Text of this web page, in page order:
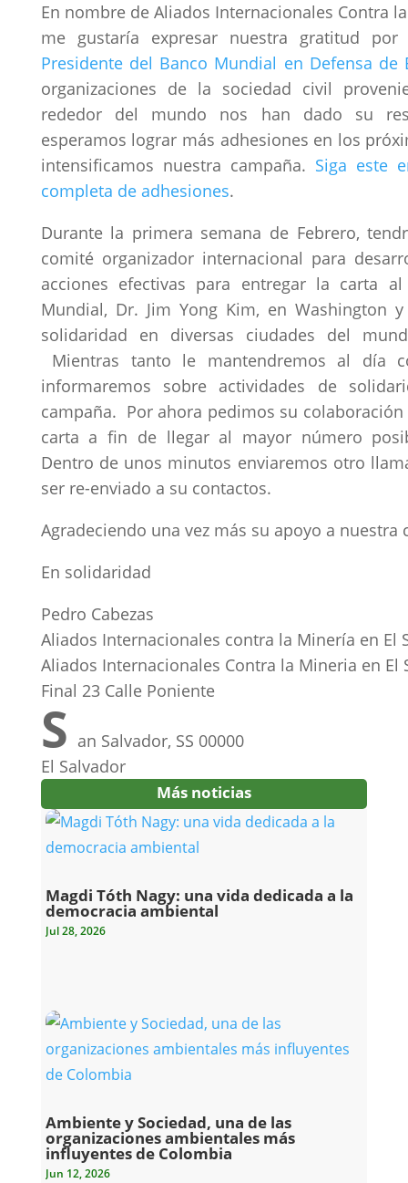
En nombre de Aliados Internacionales Contra
me gustaría expresar nuestra gratitud
Presidente del Banco Mundial en Defensa de
organizaciones de la sociedad civil
rededor del mundo nos han dado su
esperamos lograr más adhesiones en los
intensificamos nuestra campaña. Siga este
completa de adhesiones.
Durante la primera semana de Febrero,
comité organizador internacional para
acciones efectivas para entregar la carta
Mundial, Dr. Jim Yong Kim, en Washington
solidaridad en diversas ciudades del
Mientras tanto le mantendremos al día
informaremos sobre actividades de
campaña. Por ahora pedimos su
carta a fin de llegar al mayor número
Dentro de unos minutos enviaremos otro
ser re-enviado a su contactos.
Agradeciendo una vez más su apoyo a nuestra
En solidaridad
Pedro Cabezas
Aliados Internacionales contra la Minería en El
Aliados Internacionales Contra la Mineria en El
Final 23 Calle Poniente
S an Salvador, SS 00000
El Salvador
Más noticias
Magdi Tóth Nagy: una vida dedicada a la
democracia ambiental
Jul 28, 2026
Ambiente y Sociedad, una de las
organizaciones ambientales más
influyentes de Colombia
Jun 12, 2026